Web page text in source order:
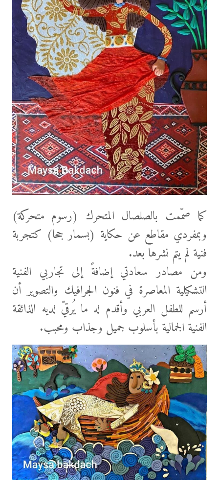
كما صمّمت بالصلصال المتحرك (رسوم متحركة)
وبمفردي مقاطع عن حكاية (بسمار جحا) كتجربة
فنية لم يتم نشرها بعد.
ومن مصادر سعادتي إضافةً إلى تجاربي الفنية
التشكيلية المعاصرة في فنون الجرافيك والتصوير أن
أرسم للطفل العربي وأقدم له ما يُرقيّ لديه الذائقة
الفنية الجمالية بأسلوب جميل وجذاب ومحبب.